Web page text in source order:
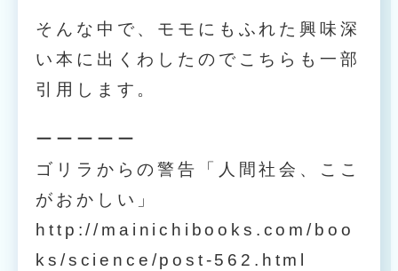
そんな中で、モモにもふれた興味深
い本に出くわしたのでこちらも一部
引用します。
ーーーーー
ゴリラからの警告「人間社会、ここ
がおかしい」
http://mainichibooks.com/boo
ks/science/post-562.html